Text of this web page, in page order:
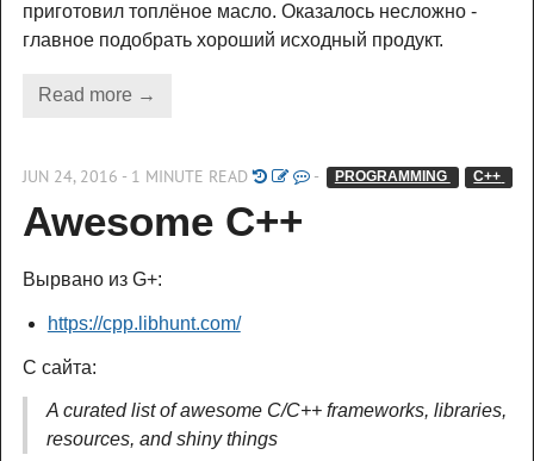
приготовил топлёное масло. Оказалось несложно -
главное подобрать хороший исходный продукт.
Read more →
JUN 24, 2016 - 1 MINUTE READ - PROGRAMMING
Awesome C++
Вырвано из G+:
https://cpp.libhunt.com/
С сайта:
A curated list of awesome C/C++ frameworks, libraries,
resources, and shiny things